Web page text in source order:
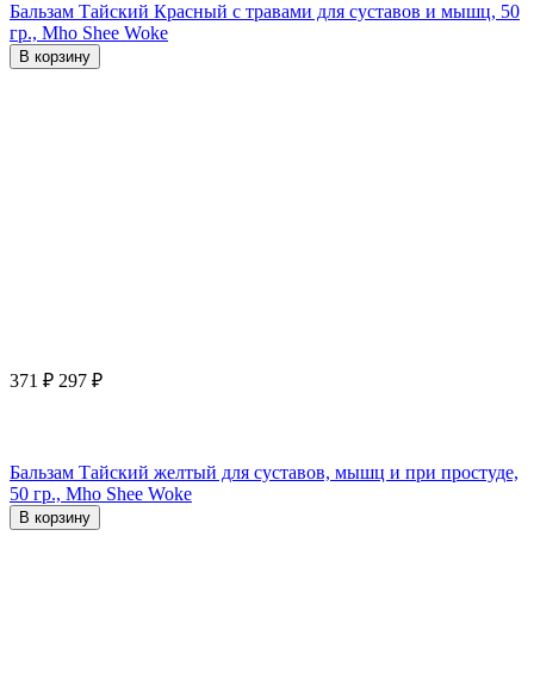
Бальзам Тайский Красный с травами для суставов и мышц, 50
гр., Mho Shee Woke
В корзину
371 ₽ 297 ₽
Бальзам Тайский желтый для суставов, мышц и при простуде,
50 гр., Mho Shee Woke
В корзину